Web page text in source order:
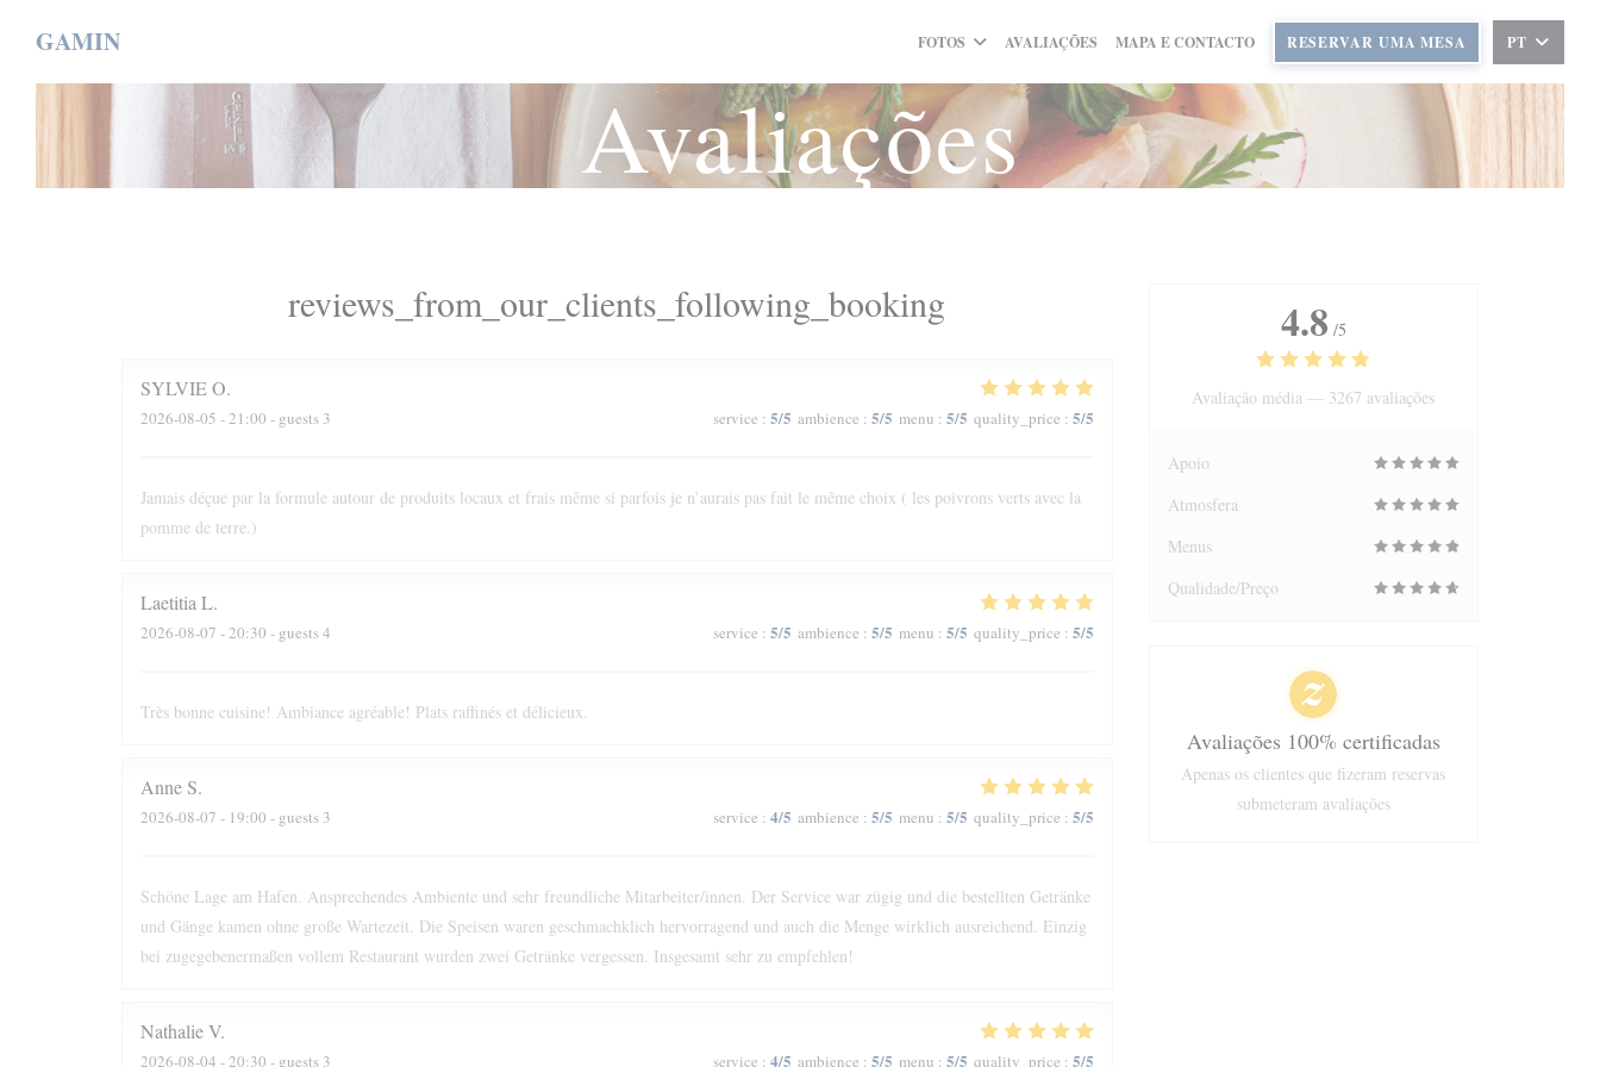
GAMIN FOTOS AVALIAÇÕES MAPA E CONTACTO RESERVAR UMA MESA PT
Avaliações
reviews_from_our_clients_following_booking
SYLVIEO
2026-08-05 - 21:00 - guests 3 service : 5/5 ambience : 5/5 menu : 5/5 quality_price : 5/5
Jamais déçue par la formule autour de produits locaux et frais même si parfois je n’aurais pas fait le même choix ( les poivrons verts avec la
pomme de terre.)
Laetitia L
2026-08-07 - 20:30 - guests 4 service : 5/5 ambience : 5/5 menu : 5/5 quality_price : 5/5
Très bonne cuisine! Ambiance agréable! Plats raffinés et délicieux.
Anne S
2026-08-07 - 19:00 - guests 3 service : 4/5 ambience : 5/5 menu : 5/5 quality_price : 5/5
Schöne Lage am Hafen. Ansprechendes Ambiente und sehr freundliche Mitarbeiter/innen. Der Service war zügig und die bestellten Getränke
und Gänge kamen ohne große Wartezeit. Die Speisen waren geschmachklich hervorragend und auch die Menge wirklich ausreichend. Einzig
bei zugegebenermaßen vollem Restaurant wurden zwei Getränke vergessen. Insgesamt sehr zu empfehlen!
NathalieV
2026-08-04 - 20:30 - guests 3 service : 4/5 ambience : 5/5 menu : 5/5 quality_price : 5/5
4.8 /5
Avaliação média — 3267 avaliações
Apoio
Atmosfera
Menus
Qualidade/Preço
Avaliações 100% certificadas
Apenas os clientes que fizeram reservas
submeteram avaliações